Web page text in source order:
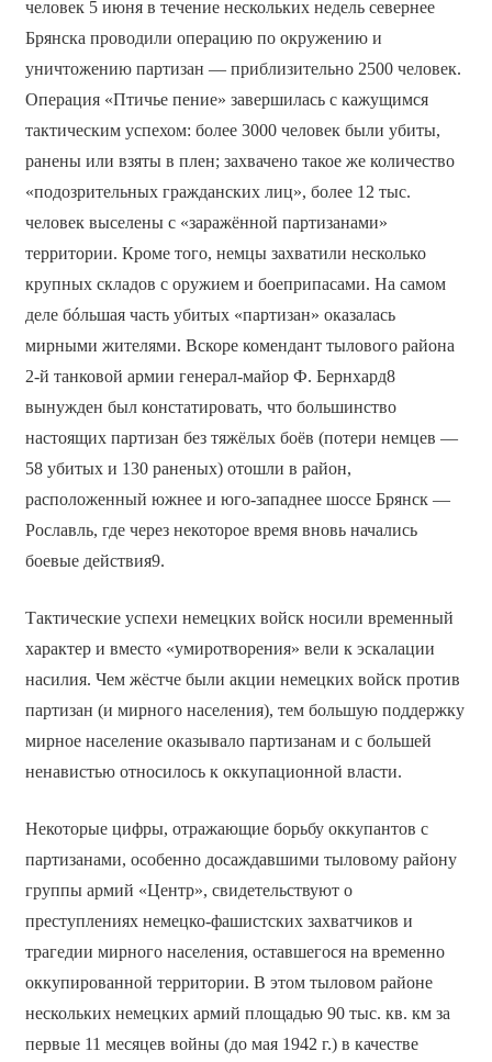
человек 5 июня в течение нескольких недель севернее
Брянска проводили операцию по окружению и
уничтожению партизан — приблизительно 2500 человек.
Операция «Птичье пение» завершилась с кажущимся
тактическим успехом: более 3000 человек были убиты,
ранены или взяты в плен; захвачено такое же количество
«подозрительных гражданских лиц», более 12 тыс.
человек выселены с «заражённой партизанами»
территории. Кроме того, немцы захватили несколько
крупных складов с оружием и боеприпасами. На самом
деле бóльшая часть убитых «партизан» оказалась
мирными жителями. Вскоре комендант тылового района
2-й танковой армии генерал-майор Ф. Бернхард8
вынужден был констатировать, что большинство
настоящих партизан без тяжёлых боёв (потери немцев —
58 убитых и 130 раненых) отошли в район,
расположенный южнее и юго-западнее шоссе Брянск —
Рославль, где через некоторое время вновь начались
боевые действия9.
Тактические успехи немецких войск носили временный
характер и вместо «умиротворения» вели к эскалации
насилия. Чем жёстче были акции немецких войск против
партизан (и мирного населения), тем большую поддержку
мирное население оказывало партизанам и с большей
ненавистью относилось к оккупационной власти.
Некоторые цифры, отражающие борьбу оккупантов с
партизанами, особенно досаждавшими тыловому району
группы армий «Центр», свидетельствуют о
преступлениях немецко-фашистских захватчиков и
трагедии мирного населения, оставшегося на временно
оккупированной территории. В этом тыловом районе
нескольких немецких армий площадью 90 тыс. кв. км за
первые 11 месяцев войны (до мая 1942 г.) в качестве